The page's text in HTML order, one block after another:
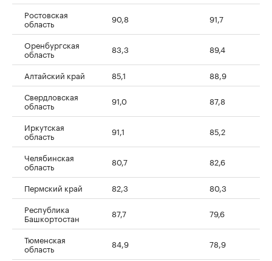
Ростовская
область 90,8 91,7
Оренбургская
область 83,3 89,4
Алтайский край 85,1
88,9
Свердловская
область 91,0 87,8
Иркутская
область 91,1 85,2
Челябинская
область 80,7 82,6
Пермский край 82,3
80,3
Республика
Башкортостан 87,7 79,6
Тюменская
область 84,9 78,9